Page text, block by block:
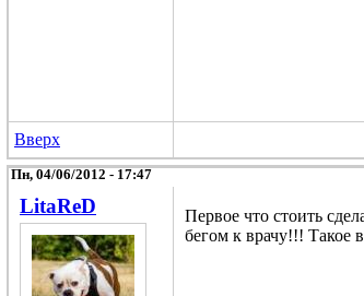
Вверх
Пн, 04/06/2012 - 17:47
LitaReD
Первое что стоить
бегом к врачу!!! Такое